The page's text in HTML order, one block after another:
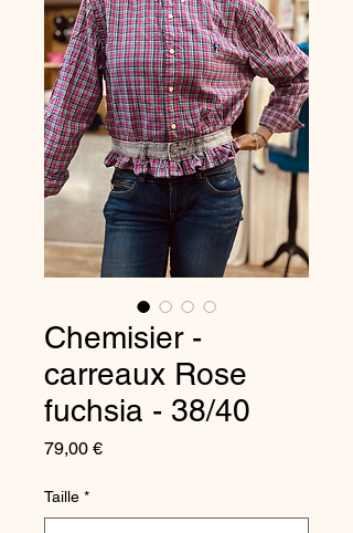
Chemisier -
carreaux Rose
fuchsia - 38/40
79,00 €Prix
Taille *